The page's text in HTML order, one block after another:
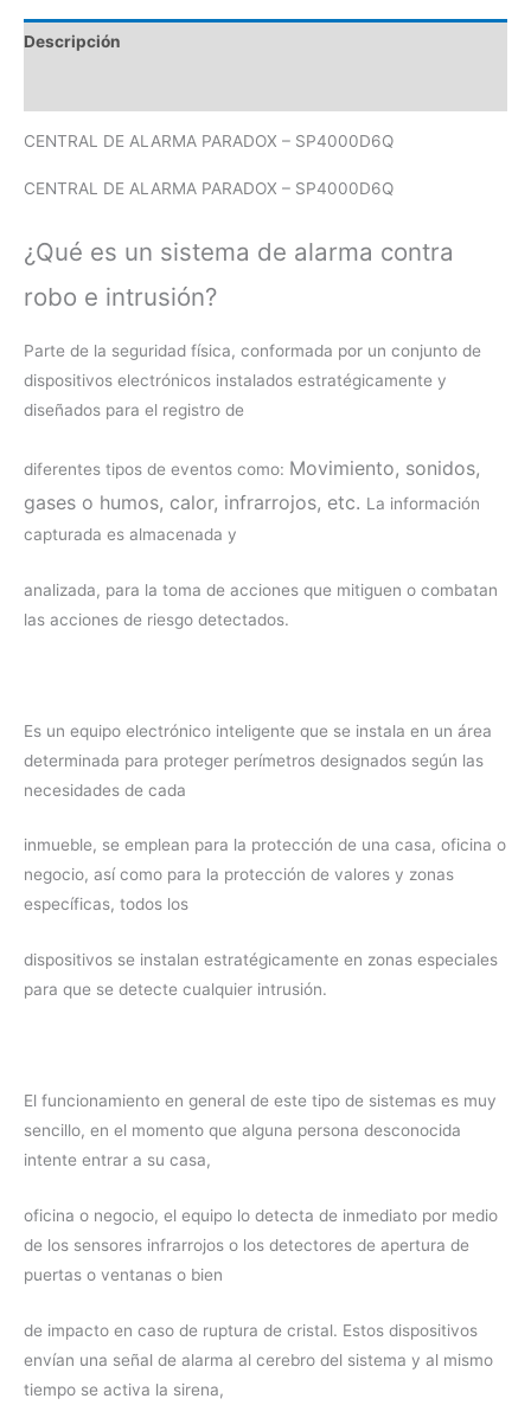
Descripción
CENTRAL DE ALARMA PARADOX – SP4000D6Q
CENTRAL DE ALARMA PARADOX – SP4000D6Q
¿Qué es un sistema de alarma contra
robo e intrusión?
Parte de la seguridad física, conformada por un conjunto de
dispositivos electrónicos instalados estratégicamente y
diseñados para el registro de
diferentes tipos de eventos como: Movimiento, sonidos,
gases o humos, calor, infrarrojos, etc. La información
capturada es almacenada y
analizada, para la toma de acciones que mitiguen o combatan
las acciones de riesgo detectados.
Es un equipo electrónico inteligente que se instala en un área
determinada para proteger perímetros designados según las
necesidades de cada
inmueble, se emplean para la protección de una casa, oficina o
negocio, así como para la protección de valores y zonas
específicas, todos los
dispositivos se instalan estratégicamente en zonas especiales
para que se detecte cualquier intrusión.
El funcionamiento en general de este tipo de sistemas es muy
sencillo, en el momento que alguna persona desconocida
intente entrar a su casa,
oficina o negocio, el equipo lo detecta de inmediato por medio
de los sensores infrarrojos o los detectores de apertura de
puertas o ventanas o bien
de impacto en caso de ruptura de cristal. Estos dispositivos
envían una señal de alarma al cerebro del sistema y al mismo
tiempo se activa la sirena,